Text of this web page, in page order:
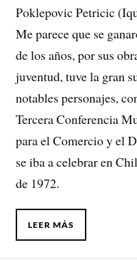
Poklepovic Petricic
Me parece que se
de los años, por sus
juventud, tuve la gran
notables personajes,
Tercera Conferencia
para el Comercio y el
se iba a celebrar en
de 1972.
LEER MÁS